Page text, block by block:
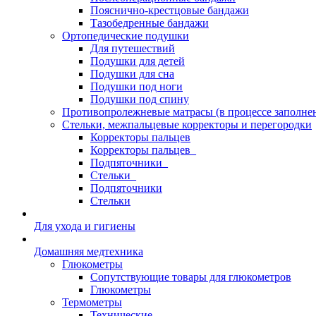
Пояснично-крестцовые бандажи
Тазобедренные бандажи
Ортопедические подушки
Для путешествий
Подушки для детей
Подушки для сна
Подушки под ноги
Подушки под спину
Противопролежневые матрасы (в процессе
Стельки, межпальцевые корректоры и перегородки
Корректоры пальцев
Корректоры пальцев_
Подпяточники_
Стельки_
Подпяточники
Стельки
Для ухода и гигиены
Домашняя медтехника
Глюкометры
Сопутствующие товары для глюкометров
Глюкометры
Термометры